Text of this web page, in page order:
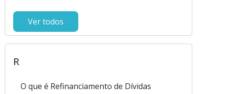
Ver todos
R
O que é Refinanciamento de Dívidas